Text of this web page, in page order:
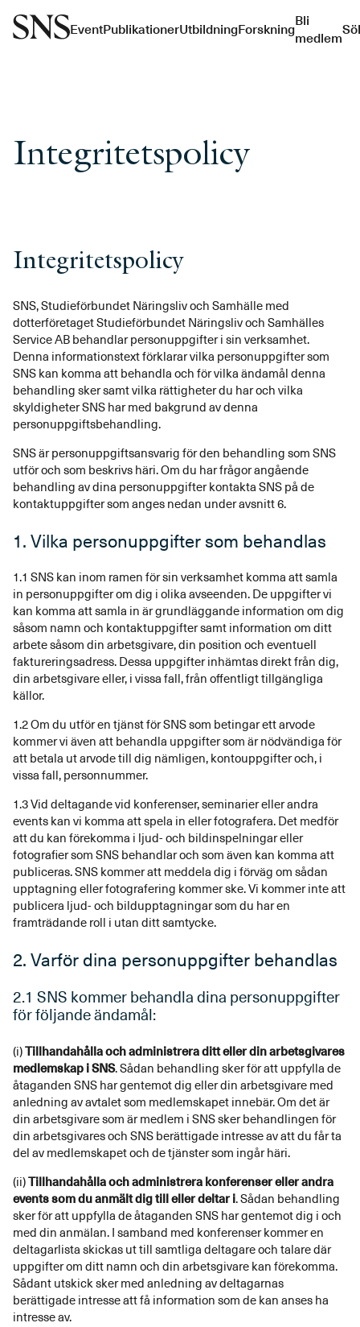
EventPublikationerUtbildningForskningBli
medlem
Integritetspolicy
Integritetspolicy
SNS, Studieförbundet Näringsliv och Samhälle med
dotterföretaget Studieförbundet Näringsliv och Samhälles
Service AB behandlar personuppgifter i sin verksamhet.
Denna informationstext förklarar vilka personuppgifter som
SNS kan komma att behandla och för vilka ändamål denna
behandling sker samt vilka rättigheter du har och vilka
skyldigheter SNS har med bakgrund av denna
personuppgiftsbehandling.
SNS är personuppgiftsansvarig för den behandling som SNS
utför och som beskrivs häri. Om du har frågor angående
behandling av dina personuppgifter kontakta SNS på de
kontaktuppgifter som anges nedan under avsnitt 6.
1. Vilka personuppgifter som behandlas
1.1 SNS kan inom ramen för sin verksamhet komma att samla
in personuppgifter om dig i olika avseenden. De uppgifter vi
kan komma att samla in är grundläggande information om dig
såsom namn och kontaktuppgifter samt information om ditt
arbete såsom din arbetsgivare, din position och eventuell
faktureringsadress. Dessa uppgifter inhämtas direkt från dig,
din arbetsgivare eller, i vissa fall, från offentligt tillgängliga
källor.
1.2 Om du utför en tjänst för SNS som betingar ett arvode
kommer vi även att behandla uppgifter som är nödvändiga för
att betala ut arvode till dig nämligen, kontouppgifter och, i
vissa fall, personnummer.
1.3 Vid deltagande vid konferenser, seminarier eller andra
events kan vi komma att spela in eller fotografera. Det medför
att du kan förekomma i ljud- och bildinspelningar eller
fotografier som SNS behandlar och som även kan komma att
publiceras. SNS kommer att meddela dig i förväg om sådan
upptagning eller fotografering kommer ske. Vi kommer inte att
publicera ljud- och bildupptagningar som du har en
framträdande roll i utan ditt samtycke.
2. Varför dina personuppgifter behandlas
2.1 SNS kommer behandla dina personuppgifter
för följande ändamål:
(i)Tillhandahålla och administrera ditt eller din arbetsgivares
medlemskap i SNS. Sådan behandling sker för att uppfylla de
åtaganden SNS har gentemot dig eller din arbetsgivare med
anledning av avtalet som medlemskapet innebär. Om det är
din arbetsgivare som är medlem i SNS sker behandlingen för
din arbetsgivares och SNS berättigade intresse av att du får ta
del av medlemskapet och de tjänster som ingår häri.
(ii)Tillhandahålla och administrera konferenser eller andra
events som du anmält dig till eller deltar i. Sådan behandling
sker för att uppfylla de åtaganden SNS har gentemot dig i och
med din anmälan. I samband med konferenser kommer en
deltagarlista skickas ut till samtliga deltagare och talare där
uppgifter om ditt namn och din arbetsgivare kan förekomma.
Sådant utskick sker med anledning av deltagarnas
berättigade intresse att få information som de kan anses ha
intresse av.